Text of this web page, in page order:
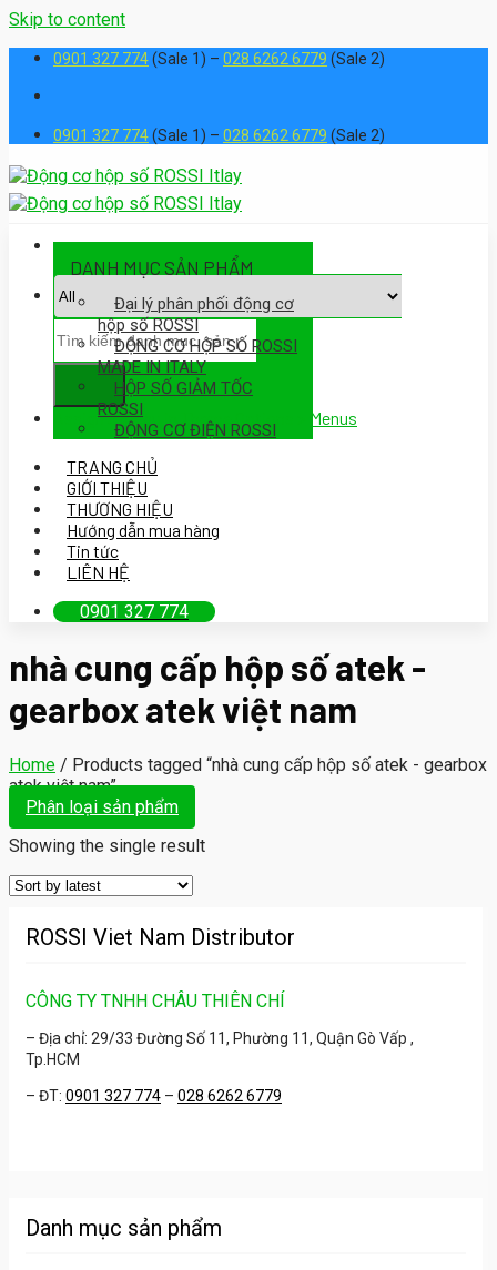
Skip to content
0901 327 774(Sale 1) – 028 6262 6779 (Sale 2)
0901 327 774(Sale 1) – 028 6262 6779 (Sale 2)
Assign a menu in Theme Options > Menus
DANH MỤC SẢN PHẨM
Đại lý phân phối động cơ
hộp số ROSSI
ĐỘNG CƠ HỘP SỐ ROSSI
MADE IN ITALY
HỘP SỐ GIẢM TỐC
ROSSI
ĐỘNG CƠ ĐIỆN ROSSI
TRANG CHỦ
GIỚI THIỆU
THƯƠNG HIỆU
Hướng dẫn mua hàng
Tin tức
LIÊN HỆ
0901 327 774
nhà cung cấp hộp số atek -
gearbox atek việt nam
Home / Products tagged “nhà cung cấp hộp số atek - gearbox
atek việt nam”
Phân loại sản phẩm
Showing the single result
ROSSI Viet Nam Distributor
CÔNG TY TNHH CHÂU THIÊN CHÍ
– Địa chỉ: 29/33 Đường Số 11, Phường 11, Quận Gò Vấp ,
Tp.HCM
– ĐT: 0901 327 774 – 028 6262 6779
Danh mục sản phẩm